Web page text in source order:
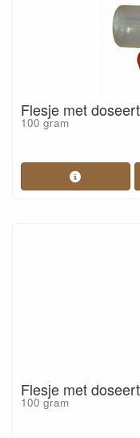
Flesje met
100 gram
Flesje met
100 gram